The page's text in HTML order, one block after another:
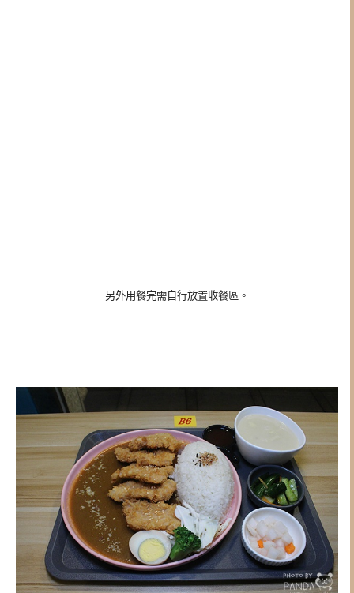
另外用餐完需自行放置收餐區。